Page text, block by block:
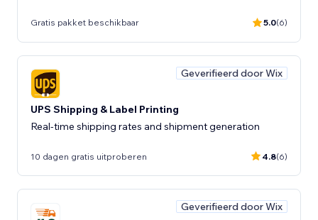
Gratis pakket beschikbaar 5.0(6)
Geverifieerd door Wix
UPS Shipping & Label Printing
Real-time shipping rates and shipment generation
10 dagen gratis uitproberen 4.8(6)
Geverifieerd door Wix